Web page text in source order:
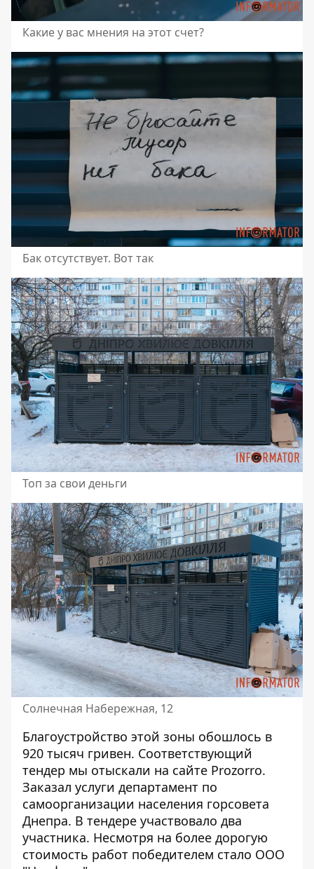
Какие у вас мнения на этот счет?
Бак отсутствует. Вот так
Топ за свои деньги
Солнечная Набережная, 12
Благоустройство этой зоны обошлось в
920 тысяч гривен. Соответствующий
тендер мы отыскали на сайте Prozorro.
Заказал услуги департамент по
самоорганизации населения горсовета
Днепра. В тендере участвовало два
участника. Несмотря на более дорогую
стоимость работ победителем стало ООО